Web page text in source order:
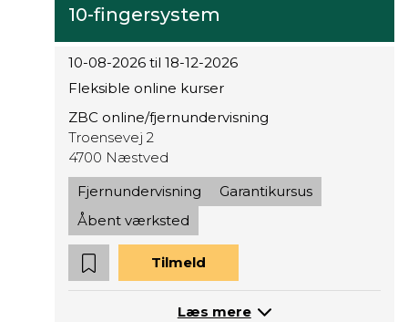
10-fingersystem
10-08-2026 til 18-12-2026
Fleksible online kurser
ZBC online/fjernundervisning
Troensevej 2
4700 Næstved
Fjernundervisning
Garantikursus
Åbent værksted
Tilmeld
Læs mere